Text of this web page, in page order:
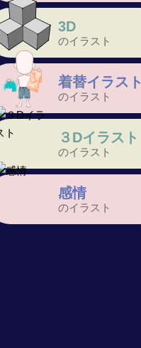
3D
のイラスト
着替イラスト
のイラスト
３Dイラスト
のイラスト
感情
のイラスト